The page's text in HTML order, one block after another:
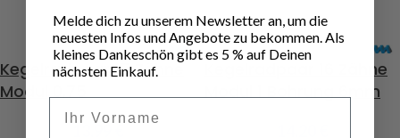
Kegelradpaar 15 Zähne
Modul 0,75
Kegelradpaar 16 Zähne
Modul 1 Bohrung 6mm
Melde dich zu unserem Newsletter an, um die
neuesten Infos und Angebote zu bekommen. Als
kleines Dankeschön gibt es 5 % auf Deinen
nächsten Einkauf.